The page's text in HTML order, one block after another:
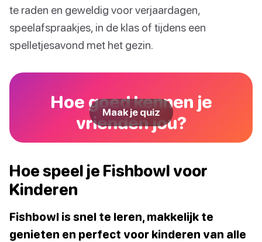
te raden en geweldig voor verjaardagen,
speelafspraakjes, in de klas of tijdens een
spelletjesavond met het gezin.
Hoe goed kennen je
vrienden jou?
Maak je quiz
Hoe speel je Fishbowl voor
Kinderen
Fishbowl is snel te leren, makkelijk te
genieten en perfect voor kinderen van alle